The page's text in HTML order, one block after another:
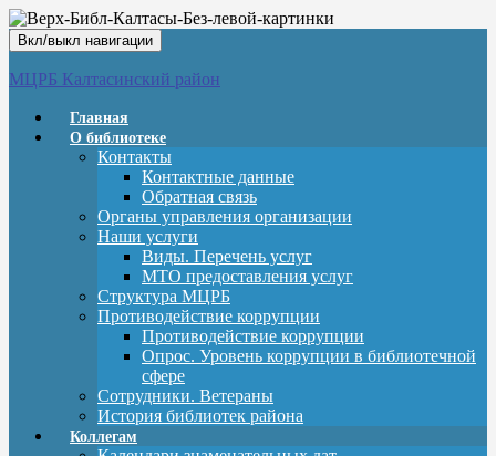
Вкл/выкл навигации
МЦРБ Калтасинский район
Главная
О библиотеке
Контакты
Контактные данные
Обратная связь
Органы управления организации
Наши услуги
Виды. Перечень услуг
МТО предоставления услуг
Структура МЦРБ
Противодействие коррупции
Противодействие коррупции
Опрос. Уровень коррупции в библиотечной
сфере
Сотрудники. Ветераны
История библиотек района
Коллегам